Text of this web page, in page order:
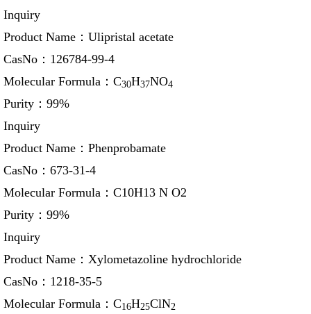
Inquiry
Product Name： Ulipristal acetate
CasNo： 126784-99-4
Molecular Formula： C30H37NO4
Purity： 99%
Inquiry
Product Name： Phenprobamate
CasNo： 673-31-4
Molecular Formula： C10H13 N O2
Purity： 99%
Inquiry
Product Name： Xylometazoline hydrochloride
CasNo： 1218-35-5
Molecular Formula： C16H25ClN2